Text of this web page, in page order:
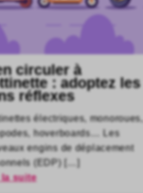
circuler à
: adoptez les
réflexes
électriques, monoroues,
hoverboards… Les
engins de déplacement
(EDP) […]
suite